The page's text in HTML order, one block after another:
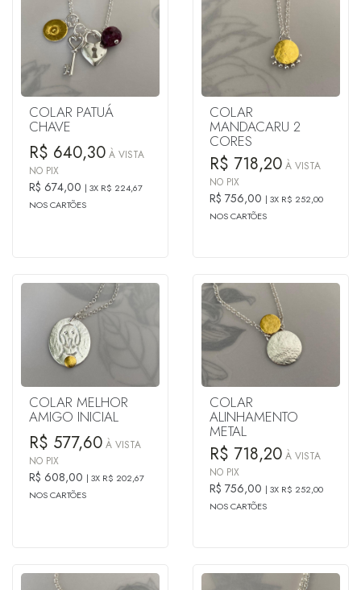
COLAR PATUÁ
CHAVE
R$ 640,30 À VISTA
NO PIX
R$ 674,00
3X R$ 224,67
NOS CARTÕES
COLAR
MANDACARU 2
CORES
R$ 718,20 À VISTA
NO PIX
R$ 756,00
3X R$ 252,00
NOS CARTÕES
COLAR MELHOR
AMIGO INICIAL
R$ 577,60 À VISTA
NO PIX
R$ 608,00
3X R$ 202,67
NOS CARTÕES
COLAR
ALINHAMENTO
METAL
R$ 718,20 À VISTA
NO PIX
R$ 756,00
3X R$ 252,00
NOS CARTÕES